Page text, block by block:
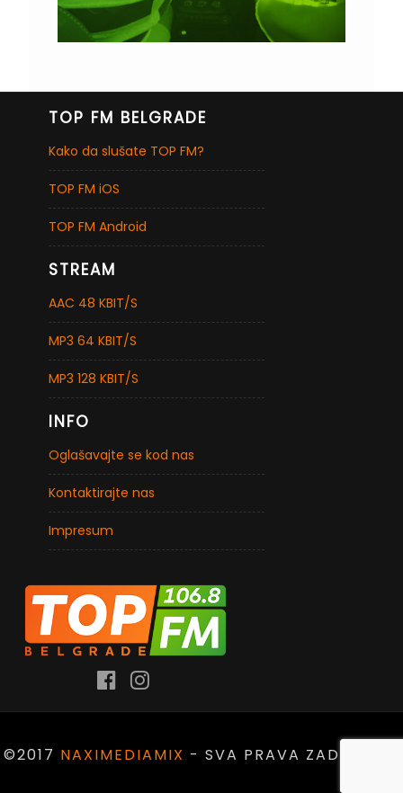
TOP FM BELGRADE
Kako da slušate TOP FM?
TOP FM iOS
TOP FM Android
STREAM
AAC 48 KBIT/S
MP3 64 KBIT/S
MP3 128 KBIT/S
INFO
Oglašavajte se kod nas
Kontaktirajte nas
Impresum
©2017 NAXIMEDIAMIX - SVA PRAVA ZADRŽANA.